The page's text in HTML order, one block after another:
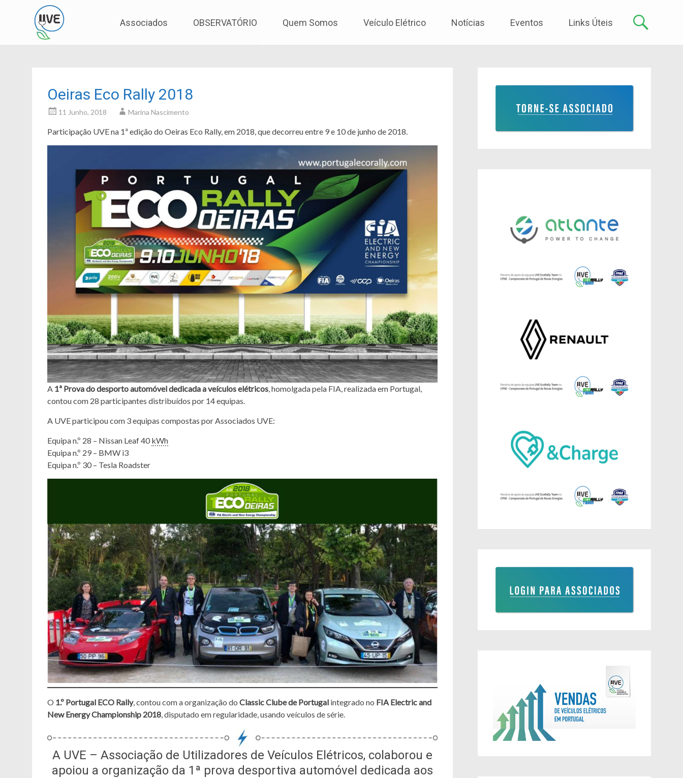
to
Associados OBSERVATÓRIO Quem Somos Veículo Elétrico Notícias Eventos Links Úteis
Oeiras Eco Rally 2018
11 Junho, 2018 Marina Nascimento
Participação UVE na 1ª edição do Oeiras Eco Rally, em 2018, que decorreu entre 9 e 10 de junho de 2018.
A 1ª Prova do desporto automóvel dedicada a veículos elétricos, homolgada pela FIA, realizada em Portugal,
contou com 28 participantes distribuídos por 14 equipas.
A UVE participou com 3 equipas compostas por Associados UVE:
Equipa n.º 28 – Nissan Leaf 40 kWh
Equipa n.º 29 – BMW i3
Equipa n.º 30 – Tesla Roadster
O 1.º Portugal ECO Rally, contou com a organização do Classic Clube de Portugal integrado no FIA Electric and
New Energy Championship 2018, disputado em regularidade, usando veículos de série.
A UVE – Associação de Utilizadores de Veículos Elétricos, colaborou e
apoiou a organização da 1ª prova desportiva automóvel dedicada aos